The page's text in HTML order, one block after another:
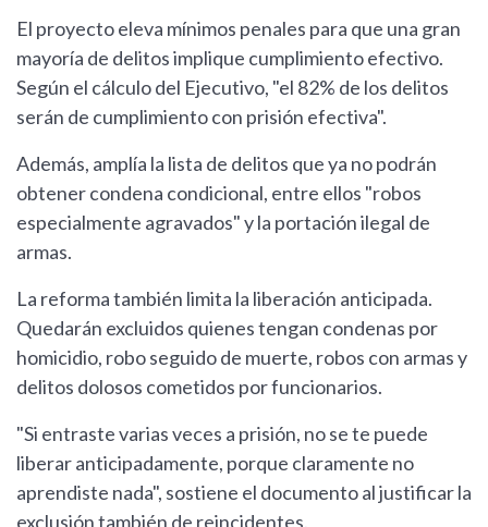
El proyecto eleva mínimos penales para que una gran
mayoría de delitos implique cumplimiento efectivo.
Según el cálculo del Ejecutivo, "el 82% de los delitos
serán de cumplimiento con prisión efectiva".
Además, amplía la lista de delitos que ya no podrán
obtener condena condicional, entre ellos "robos
especialmente agravados" y la portación ilegal de
armas.
La reforma también limita la liberación anticipada.
Quedarán excluidos quienes tengan condenas por
homicidio, robo seguido de muerte, robos con armas y
delitos dolosos cometidos por funcionarios.
"Si entraste varias veces a prisión, no se te puede
liberar anticipadamente, porque claramente no
aprendiste nada", sostiene el documento al justificar la
exclusión también de reincidentes.